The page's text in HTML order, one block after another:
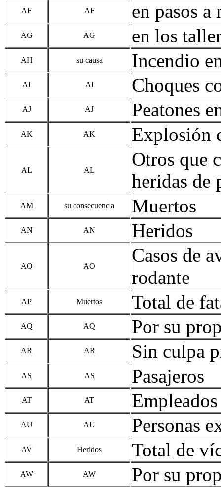
AF AF en pasos a
AG AG en los
AH su causa Incendio
AI AI Choques
AJ AJ Peatones
AK AK Explosión
AL AL
Otros que
heridas de
AM su consecuencia Muertos
AN AN Heridos
AO AO
Casos de
rodante
AP Muertos Total de
AQ AQ Por su
AR AR Sin culpa
AS AS Pasajeros
AT AT
AU AU Personas
AV Heridos Total de
AW AW Por su